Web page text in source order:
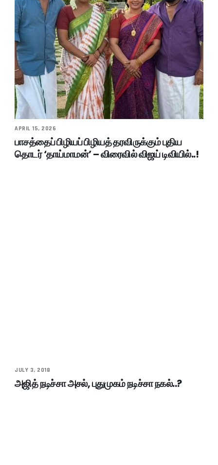
APRIL 15, 2026
பாசத்தைப் பிழியப் பிழியத் தரவிருக்கும் புதிய
தொடர் ‘தாய்மாமன்’ – விரைவில் விஜய் டிவியில்..!
JULY 3, 2018
அஜித் நடிச்சா அசல், புதுமுகம் நடிச்சா நகல்..?